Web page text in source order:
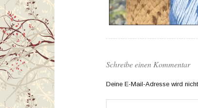
Schreibe einen Kommentar
Deine E-Mail-Adresse wird